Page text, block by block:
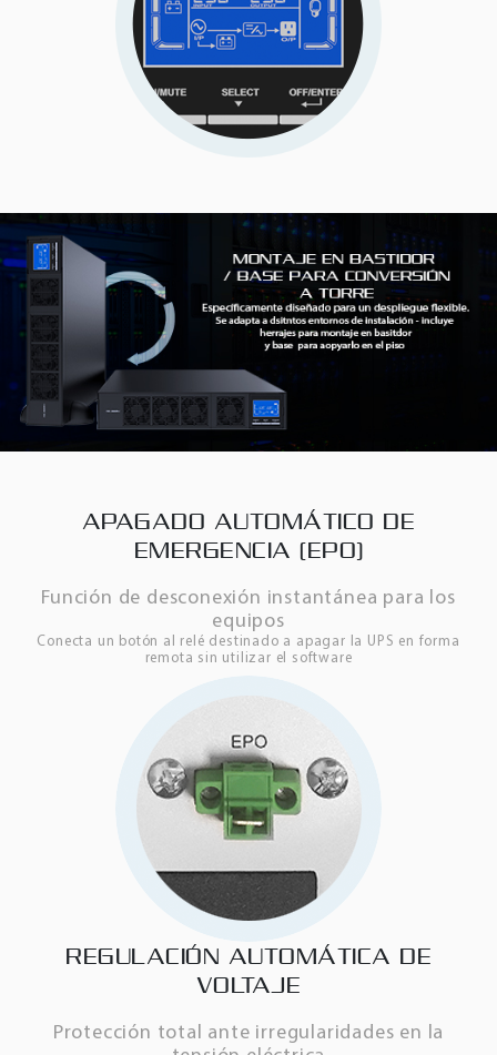
APAGADO AUTOMÁTICO DE
EMERGENCIA (EPO)
Función de desconexión instantánea para los
equipos
Conecta un botón al relé destinado a apagar la UPS en forma
remota sin utilizar el software
REGULACIÓN AUTOMÁTICA DE
VOLTAJE
Protección total ante irregularidades en la